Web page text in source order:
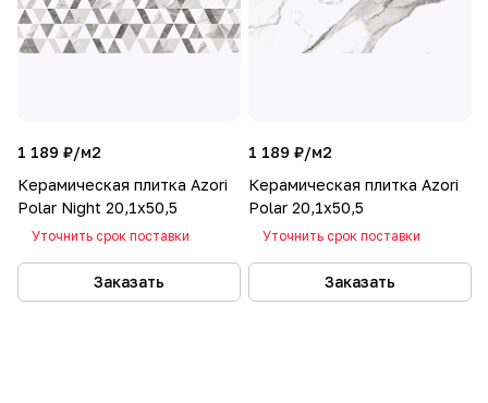
1 189 ₽/м2
Керамическая плитка Azori
Polar Night 20,1x50,5
Уточнить срок поставки
Заказать
1 189 ₽/м2
Керамическая плитка Azori
Polar 20,1x50,5
Уточнить срок поставки
Заказать